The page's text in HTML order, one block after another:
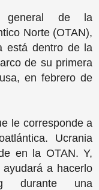
general de la
Norte (OTAN),
está dentro de la
de su primera
en febrero de
le corresponde a
Ucrania
en la OTAN. Y,
a hacerlo
durante una